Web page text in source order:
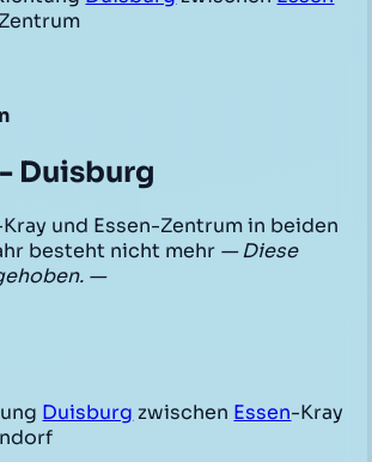
Duisburg
und Essen-Zentrum in beiden
besteht nicht mehr — Diese
—
Duisburg zwischen Essen-Kray